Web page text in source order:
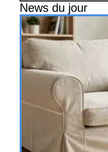
News du jour